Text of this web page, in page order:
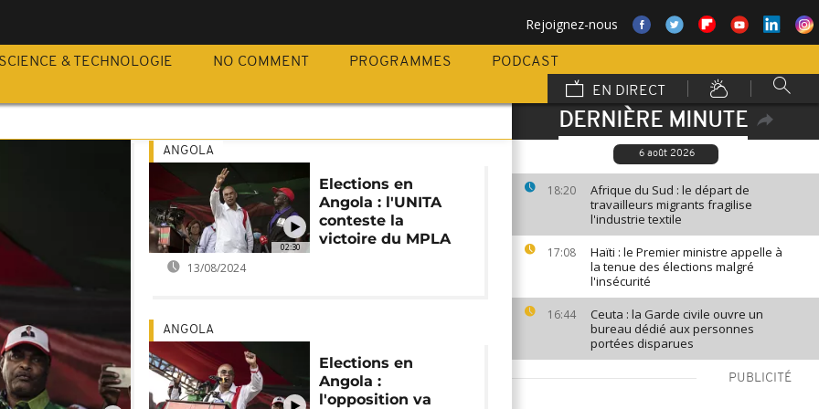
Rejoignez-nous
SCIENCE & TECHNOLOGIE NO COMMENT PROGRAMMES
PODCAST
EN DIRECT
DERNIÈRE MINUTE
6 août 2026
18:20
Afrique du Sud : le départ de
travailleurs migrants fragilise
l'industrie textile
17:08
Haïti : le Premier ministre appelle à
la tenue des élections malgré
l'insécurité
16:44
Ceuta : la Garde civile ouvre un
bureau dédié aux personnes
portées disparues
PUBLICITÉ
02:30
ANGOLA
Elections en
Angola : l'UNITA
conteste la
victoire du MPLA
13/08/2024
ANGOLA
Elections en
Angola :
l'opposition va